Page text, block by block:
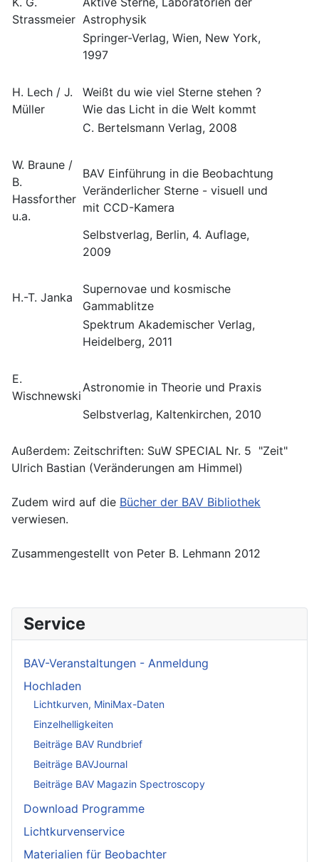
Strassmeier Astrophysik
Springer-Verlag, Wien, New York,
1997
H. Lech / J.
Müller
Weißt du wie viel Sterne stehen ?
Wie das Licht in die Welt kommt
C. Bertelsmann Verlag, 2008
W. Braune /
B.
Hassforther
u.a.
BAV Einführung in die Beobachtung
Veränderlicher Sterne - visuell und
mit CCD-Kamera
Selbstverlag, Berlin, 4. Auflage,
2009
H.-T. Janka
Supernovae und kosmische
Gammablitze
Spektrum Akademischer Verlag,
Heidelberg, 2011
E.
Wischnewski
Astronomie in Theorie und Praxis
Selbstverlag, Kaltenkirchen, 2010
Außerdem: Zeitschriften: SuW SPECIAL Nr. 5 "Zeit"
Ulrich Bastian (Veränderungen am Himmel)
Zudem wird auf die Bücher der BAV Bibliothek
verwiesen.
Zusammengestellt von Peter B. Lehmann 2012
Service
BAV-Veranstaltungen - Anmeldung
Hochladen
Lichtkurven, MiniMax-Daten
Einzelhelligkeiten
Beiträge BAV Rundbrief
Beiträge BAVJournal
Beiträge BAV Magazin Spectroscopy
Download Programme
Lichtkurvenservice
Materialien für Beobachter